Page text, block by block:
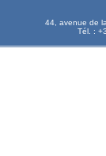
44, avenue de
Tél. :